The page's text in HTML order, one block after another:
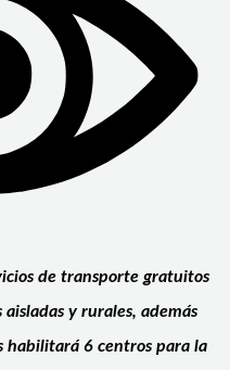
de transporte gratuitos
y rurales, además
habilitará 6 centros para la